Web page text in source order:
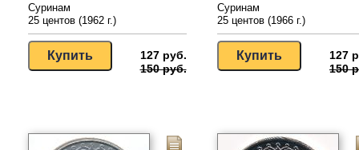
Суринам
25 центов (1962 г.)
127 руб.
150 руб.
Суринам
25 центов (1966 г.)
127
150